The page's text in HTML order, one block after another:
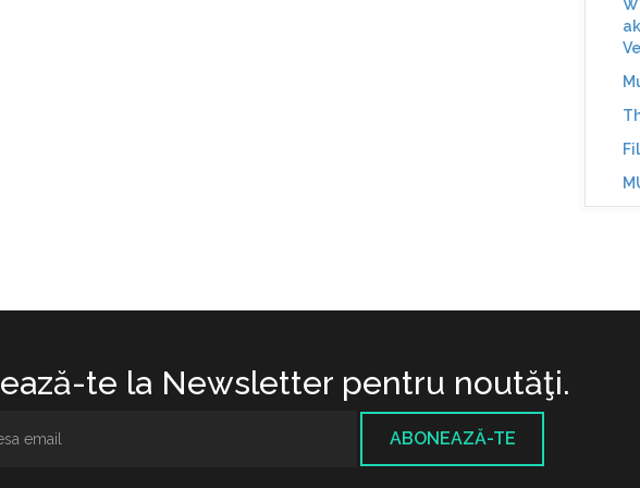
te la Newsletter pentru noutăţi.
ABONEAZĂ-TE